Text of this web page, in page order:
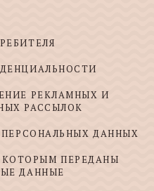
РЕКЛАМНЫХ И
РАССЫЛОК
ДАННЫХ
КОТОРЫМ ПЕРЕДАНЫ
ДАННЫЕ